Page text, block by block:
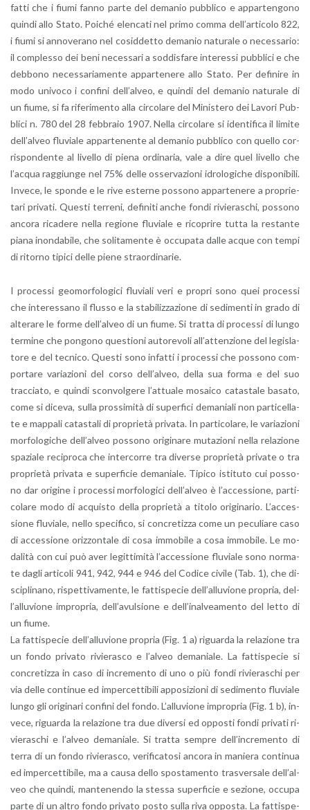
fat­ti che i fiumi fanno parte del de­ma­nio pub­bli­co e ap­par­ten­go­no
quin­di allo Stato. Poi­ché elen­ca­ti nel primo comma del­l’ar­ti­co­lo 822,
i fiumi si an­no­ve­ra­no nel co­sid­det­to de­ma­nio na­tu­ra­le o ne­ces­sa­rio:
il com­ples­so dei beni ne­ces­sa­ri a sod­di­sfa­re in­te­res­si pub­bli­ci e che
deb­bo­no ne­ces­sa­ria­men­te ap­par­te­ne­re allo Stato. Per de­fi­ni­re in
modo uni­vo­co i con­fi­ni del­l’al­veo, e quin­di del de­ma­nio na­tu­ra­le di
un fiume, si fa ri­fe­ri­men­to alla cir­co­la­re del Mi­ni­ste­ro dei La­vo­ri Pub­
bli­ci n. 780 del 28 feb­bra­io 1907. Nella cir­co­la­re si iden­ti­fi­ca il li­mi­te
del­l’al­veo flu­via­le ap­par­te­nen­te al de­ma­nio pub­bli­co con quel­lo cor­
ri­spon­den­te al li­vel­lo di piena or­di­na­ria, vale a dire quel li­vel­lo che
l’ac­qua rag­giun­ge nel 75% delle os­ser­va­zio­ni idro­lo­gi­che di­spo­ni­bi­li.
In­ve­ce, le spon­de e le rive ester­ne pos­so­no ap­par­te­ne­re a pro­prie­
ta­ri pri­va­ti. Que­sti ter­re­ni, de­fi­ni­ti anche fondi ri­vie­ra­schi, pos­so­no
an­co­ra ri­ca­de­re nella re­gio­ne flu­via­le e ri­co­pri­re tutta la re­stan­te
piana inon­da­bi­le, che so­li­ta­men­te è oc­cu­pa­ta dalle acque con tempi
di ri­tor­no ti­pi­ci delle piene straor­di­na­rie.
I pro­ces­si geo­mor­fo­lo­gi­ci flu­via­li veri e pro­pri sono quei pro­ces­si
che in­te­res­sa­no il flus­so e la sta­bi­liz­za­zio­ne di se­di­men­ti in grado di
al­te­ra­re le forme del­l’al­veo di un fiume. Si trat­ta di pro­ces­si di lungo
ter­mi­ne che pon­go­no que­stio­ni au­to­re­vo­li al­l’at­ten­zio­ne del le­gi­sla­
to­re e del tec­ni­co. Que­sti sono in­fat­ti i pro­ces­si che pos­so­no com­
por­ta­re va­ria­zio­ni del corso del­l’al­veo, della sua forma e del suo
trac­cia­to, e quin­di scon­vol­ge­re l’at­tua­le mo­sai­co ca­ta­sta­le ba­sa­to,
come si di­ce­va, sulla pros­si­mi­tà di su­per­fi­ci de­ma­nia­li non par­ti­cel­la­
te e map­pa­li ca­ta­sta­li di pro­prie­tà pri­va­ta. In par­ti­co­la­re, le va­ria­zio­ni
mor­fo­lo­gi­che del­l’al­veo pos­so­no ori­gi­na­re mu­ta­zio­ni nella re­la­zio­ne
spa­zia­le re­ci­pro­ca che in­ter­cor­re tra di­ver­se pro­prie­tà pri­va­te o tra
pro­prie­tà pri­va­ta e su­per­fi­cie de­ma­nia­le. Ti­pi­co isti­tu­to cui pos­so­
no dar ori­gi­ne i pro­ces­si mor­fo­lo­gi­ci del­l’al­veo è l’ac­ces­sio­ne, par­ti­
co­la­re modo di ac­qui­sto della pro­prie­tà a ti­to­lo ori­gi­na­rio. L’ac­ces­
sio­ne flu­via­le, nello spe­ci­fi­co, si con­cre­tiz­za come un pe­cu­lia­re caso
di ac­ces­sio­ne oriz­zon­ta­le di cosa im­mo­bi­le a cosa im­mo­bi­le. Le mo­
da­li­tà con cui può aver le­git­ti­mi­tà l’ac­ces­sio­ne flu­via­le sono nor­ma­
te dagli ar­ti­co­li 941, 942, 944 e 946 del Co­di­ce ci­vi­le (Tab. 1), che di­
sci­pli­na­no, ri­spet­ti­va­men­te, le fat­ti­spe­cie del­l’al­lu­vio­ne pro­pria, del­
l’al­lu­vio­ne im­pro­pria, del­l’a­vul­sio­ne e del­l’i­nal­vea­men­to del letto di
un fiume.
La fat­ti­spe­cie del­l’al­lu­vio­ne pro­pria (Fig. 1 a) ri­guar­da la re­la­zio­ne tra
un fondo pri­va­to ri­vie­ra­sco e l’al­veo de­ma­nia­le. La fat­ti­spe­cie si
con­cre­tiz­za in caso di in­cre­men­to di uno o più fondi ri­vie­ra­schi per
via delle con­ti­nue ed im­per­cet­ti­bi­li ap­po­si­zio­ni di se­di­men­to flu­via­le
lungo gli ori­gi­na­ri con­fi­ni del fondo. L’al­lu­vio­ne im­pro­pria (Fig. 1 b), in­
ve­ce, ri­guar­da la re­la­zio­ne tra due di­ver­si ed op­po­sti fondi pri­va­ti ri­
vie­ra­schi e l’al­veo de­ma­nia­le. Si trat­ta sem­pre del­l’in­cre­men­to di
terra di un fondo ri­vie­ra­sco, ve­ri­fi­ca­to­si an­co­ra in ma­nie­ra con­ti­nua
ed im­per­cet­ti­bi­le, ma a causa dello spo­sta­men­to tra­sver­sa­le del­l’al­
veo che quin­di, man­te­nen­do la stes­sa su­per­fi­cie e se­zio­ne, oc­cu­pa
parte di un altro fondo pri­va­to posto sulla riva op­po­sta. La fat­ti­spe­